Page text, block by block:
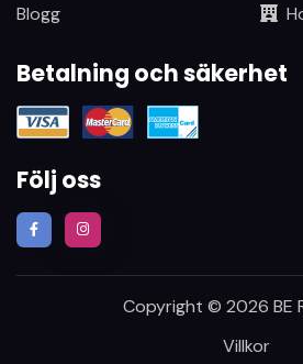
Blogg
Betalning och säkerhet
Följ oss
Copyright © 2026 BE
Villkor